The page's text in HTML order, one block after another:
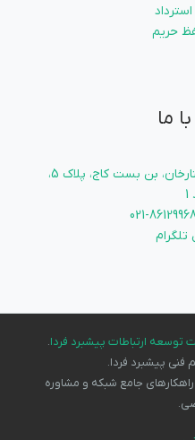
حریم
ما
تهران، میدان توحید، خیابان ستارخان، بن بست کاج، پلاک 5،
تلگرام
توسعه ارتباطات پیشبرد فردا.
پیشبرد فردا.
راهکارهای جامع شبکه و مشاوره